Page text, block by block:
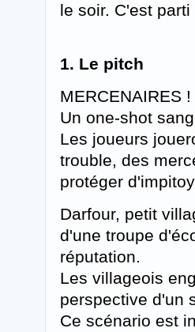
le soir. C'est parti
1. Le pitch
MERCENAIRES !
Un one-shot
Les joueurs
trouble, des
protéger
Darfour, petit
d'une troupe
réputation.
Les villageois
perspective d'un
Ce scénario est